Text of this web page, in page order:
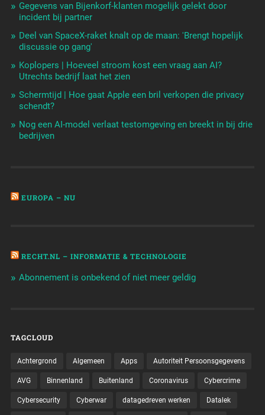
Gegevens van Bijenkorf-klanten mogelijk gelekt door
incident bij partner
Deel van SpaceX-raket knalt op de maan: 'Brengt hopelijk
discussie op gang'
Koplopers | Hoeveel stroom kost een vraag aan AI?
Utrechts bedrijf laat het zien
Schermtijd | Hoe gaat Apple een bril verkopen die privacy
schendt?
Nog een AI-model verlaat testomgeving en breekt in bij drie
bedrijven
EUROPA – NU
RECHT.NL – INFORMATIE & TECHNOLOGIE
Abonnement is onbekend of niet meer geldig
TAGCLOUD
Achtergrond Algemeen Apps Autoriteit Persoonsgegevens
AVG Binnenland Buitenland Coronavirus Cybercrime
Cybersecurity Cyberwar datagedreven werken Datalek